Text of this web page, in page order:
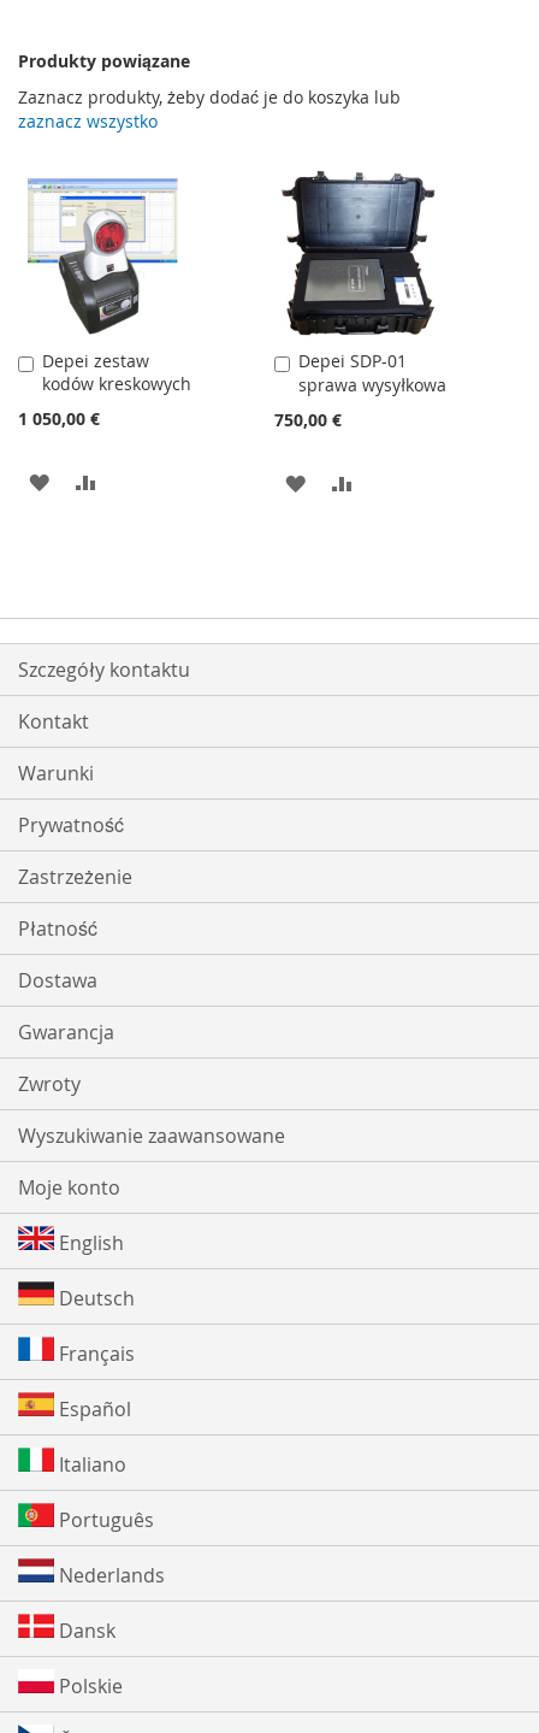
Produkty powiązane
Zaznacz produkty, żeby dodać je do koszyka lub
zaznacz wszystko
Depei zestaw
kodów kreskowych
1 050,00 €
Dodaj
do
koszyka
DODAJ
Depei SDP-01
sprawa wysyłkowa
750,00 €
Dodaj
do
DODAJ
Szczegóły kontaktu
Kontakt
Warunki
Prywatność
Zastrzeżenie
Płatność
Dostawa
Gwarancja
Zwroty
Wyszukiwanie zaawansowane
Moje konto
English
Deutsch
Français
Español
Italiano
Português
Nederlands
Dansk
Polskie